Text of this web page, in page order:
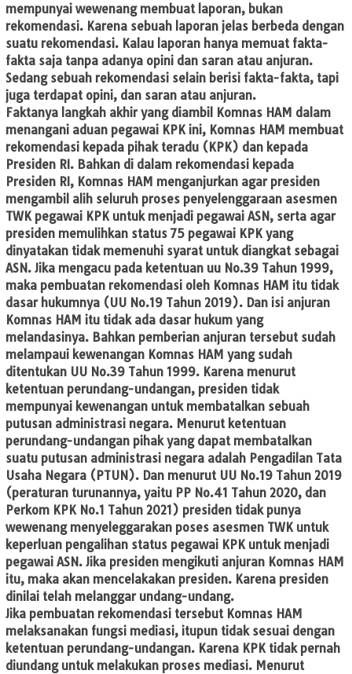
mempunyai wewenang membuat laporan, bukan
rekomendasi. Karena sebuah laporan jelas berbeda dengan
suatu rekomendasi. Kalau laporan hanya memuat fakta-
fakta saja tanpa adanya opini dan saran atau anjuran.
Sedang sebuah rekomendasi selain berisi fakta-fakta, tapi
juga terdapat opini, dan saran atau anjuran.
Faktanya langkah akhir yang diambil Komnas HAM dalam
menangani aduan pegawai KPK ini, Komnas HAM membuat
rekomendasi kepada pihak teradu (KPK) dan kepada
Presiden RI. Bahkan di dalam rekomendasi kepada
Presiden RI, Komnas HAM menganjurkan agar presiden
mengambil alih seluruh proses penyelenggaraan asesmen
TWK pegawai KPK untuk menjadi pegawai ASN, serta agar
presiden memulihkan status 75 pegawai KPK yang
dinyatakan tidak memenuhi syarat untuk diangkat sebagai
ASN. Jika mengacu pada ketentuan uu No.39 Tahun 1999,
maka pembuatan rekomendasi oleh Komnas HAM itu tidak
dasar hukumnya (UU No.19 Tahun 2019). Dan isi anjuran
Komnas HAM itu tidak ada dasar hukum yang
melandasinya. Bahkan pemberian anjuran tersebut sudah
melampaui kewenangan Komnas HAM yang sudah
ditentukan UU No.39 Tahun 1999. Karena menurut
ketentuan perundang-undangan, presiden tidak
mempunyai kewenangan untuk membatalkan sebuah
putusan administrasi negara. Menurut ketentuan
perundang-undangan pihak yang dapat membatalkan
suatu putusan administrasi negara adalah Pengadilan Tata
Usaha Negara (PTUN). Dan menurut UU No.19 Tahun 2019
(peraturan turunannya, yaitu PP No.41 Tahun 2020, dan
Perkom KPK No.1 Tahun 2021) presiden tidak punya
wewenang menyeleggarakan poses asesmen TWK untuk
keperluan pengalihan status pegawai KPK untuk menjadi
pegawai ASN. Jika presiden mengikuti anjuran Komnas HAM
itu, maka akan mencelakakan presiden. Karena presiden
dinilai telah melanggar undang-undang.
Jika pembuatan rekomendasi tersebut Komnas HAM
melaksanakan fungsi mediasi, itupun tidak sesuai dengan
ketentuan perundang-undangan. Karena KPK tidak pernah
diundang untuk melakukan proses mediasi. Menurut